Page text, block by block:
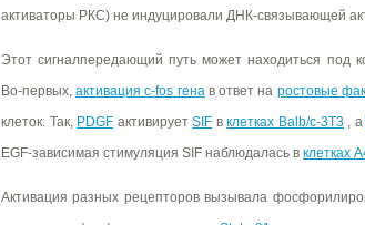
активаторы РКС) не индуцировали ДНК-связывающей
Этот сигналпередающий путь может находиться под
Во-первых,активация c-fos генав ответ на ростовые
клеток. Так, PDGF активируетSIF вклетках Balb/c-3T3 , а
EGF-зависимая стимуляция SIF наблюдалась в клетках
Активация разных рецепторов вызывала